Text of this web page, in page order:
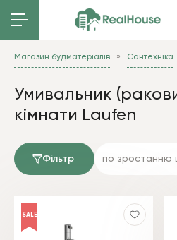
Магазин будматеріалів Сантехніка
Умивальник
кімнати Laufen
Фільтр по зростанню
SALE